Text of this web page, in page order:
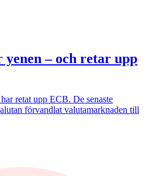
– och retar upp
retat upp ECB. De senaste
förvandlat valutamarknaden till